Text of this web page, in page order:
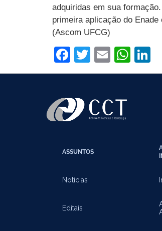
adquiridas em sua
primeira aplicação do
(Ascom UFCG)
Facebook
Twitter
Email
ASSUNTOS
Notícias
Editais